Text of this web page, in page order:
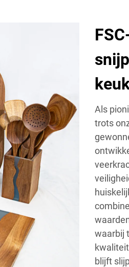
Als
trots
waarbij
blijft